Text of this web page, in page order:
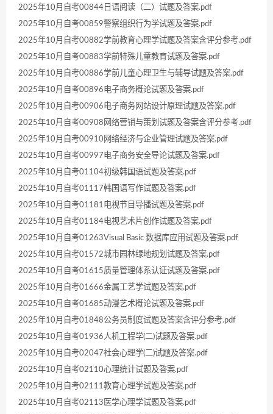
2025年10月自考00844日语阅读（二）试题及答案.pdf
2025年10月自考00859警察组织行为学试题及答案.pdf
2025年10月自考00882学前教育心理学试题及答案含评分参考.pdf
2025年10月自考00883学前特殊儿童教育试题及答案.pdf
2025年10月自考00886学前儿童心理卫生与辅导试题及答案.pdf
2025年10月自考00896电子商务概论试题及答案.pdf
2025年10月自考00906电子商务网站设计原理试题及答案.pdf
2025年10月自考00908网络营销与策划试题及答案含评分参考.pdf
2025年10月自考00910网络经济与企业管理试题及答案.pdf
2025年10月自考00997电子商务安全导论试题及答案.pdf
2025年10月自考01104初级韩国语试题及答案.pdf
2025年10月自考01117韩国语写作试题及答案.pdf
2025年10月自考01181电视节目导播试题及答案.pdf
2025年10月自考01184电视艺术片创作试题及答案.pdf
2025年10月自考01263Visual Basic 数据库应用试题及答案.pdf
2025年10月自考01572城市园林绿地规划试题及答案.pdf
2025年10月自考01615质量管理体系认证试题及答案.pdf
2025年10月自考01666金属工艺学试题及答案.pdf
2025年10月自考01685动漫艺术概论试题及答案.pdf
2025年10月自考01848公务员制度试题及答案含评分参考.pdf
2025年10月自考01936人机工程学(二)试题及答案.pdf
2025年10月自考02047社会心理学(二)试题及答案.pdf
2025年10月自考02110心理统计试题及答案.pdf
2025年10月自考02111教育心理学试题及答案.pdf
2025年10月自考02113医学心理学试题及答案.pdf